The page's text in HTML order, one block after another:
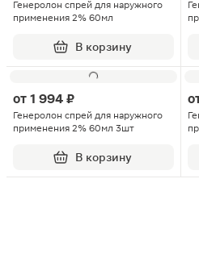
Генеролон спрей для наружного
применения 2% 60мл
В корзину
от 1 994 ₽
Генеролон спрей для наружного
применения 2% 60мл 3шт
В корзину